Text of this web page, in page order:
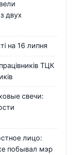
двух
на 16 липня
ТЦК
свечи:
лицо:
побывал мэр